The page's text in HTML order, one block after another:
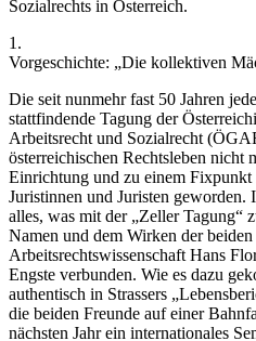
Sozialrechts in Österreich.
1.
Vorgeschichte: „Die kollektiven
Die seit nunmehr fast 50 Jahren
stattfindende Tagung der
Arbeitsrecht und Sozialrecht
österreichischen Rechtsleben nicht
Einrichtung und zu einem
Juristinnen und Juristen geworden.
alles, was mit der „Zeller Tagung“
Namen und dem Wirken der
Arbeitsrechtswissenschaft Hans
Engste verbunden. Wie es dazu
authentisch in Strassers
die beiden Freunde auf einer
nächsten Jahr ein internationales